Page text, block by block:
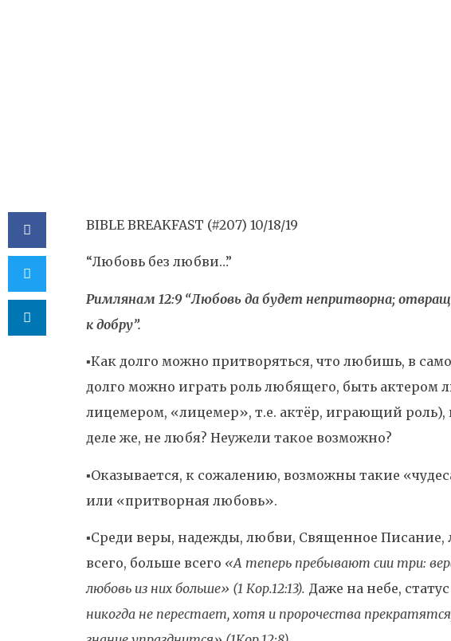
BIBLE BREAKFAST (#207) 10/18/19
“Любовь без любви…”
Римлянам 12:9 “Любовь да будет непритворна;
к добру”.
▪️Как долго можно притворяться, что любишь, в
долго можно играть роль любящего, быть актером
лицемером, «лицемер», т.е. актёр, играющий роль),
деле же, не любя? Неужели такое возможно?
▪️Оказывается, к сожалению, возможны такие
или «притворная любовь».
▪️Среди веры, надежды, любви, Священное Писание,
всего, больше всего «А теперь пребывают сии три:
любовь из них больше» (1 Кор.12:13). Даже на небе,
никогда не перестает, хотя и пророчества